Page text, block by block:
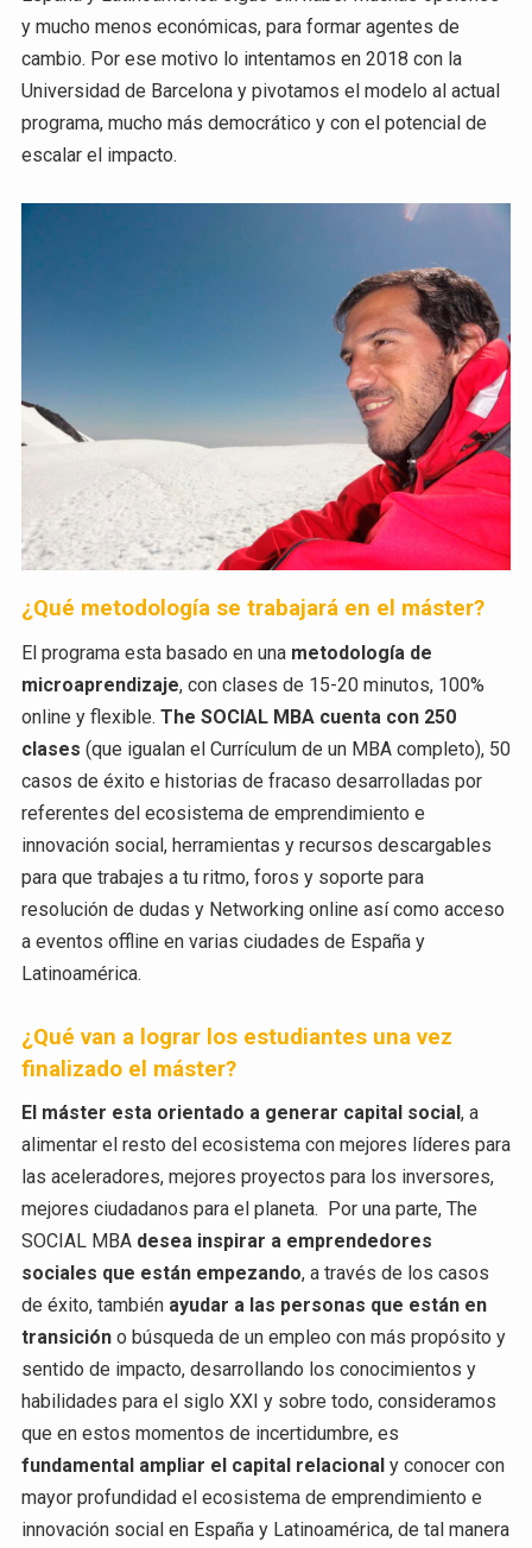
y mucho menos económicas, para formar agentes de
cambio. Por ese motivo lo intentamos en 2018 con la
Universidad de Barcelona y pivotamos el modelo al actual
programa, mucho más democrático y con el potencial de
escalar el impacto.
¿Qué metodología se trabajará en el máster?
El programa esta basado en una metodología de
microaprendizaje, con clases de 15-20 minutos, 100%
online y flexible. The SOCIAL MBA cuenta con 250
clases (que igualan el Currículum de un MBA completo), 50
casos de éxito e historias de fracaso desarrolladas por
referentes del ecosistema de emprendimiento e
innovación social, herramientas y recursos descargables
para que trabajes a tu ritmo, foros y soporte para
resolución de dudas y Networking online así como acceso
a eventos offline en varias ciudades de España y
Latinoamérica.
¿Qué van a lograr los estudiantes una vez
finalizado el máster?
El máster esta orientado a generar capital social, a
alimentar el resto del ecosistema con mejores líderes para
las aceleradores, mejores proyectos para los inversores,
mejores ciudadanos para el planeta. Por una parte, The
SOCIAL MBA desea inspirar a emprendedores
sociales que están empezando, a través de los casos
de éxito, también ayudar a las personas que están en
transicióno búsqueda de un empleo con más propósito y
sentido de impacto, desarrollando los conocimientos y
habilidades para el siglo XXI y sobre todo, consideramos
que en estos momentos de incertidumbre, es
fundamental ampliar el capital relacionaly conocer con
mayor profundidad el ecosistema de emprendimiento e
innovación social en España y Latinoamérica, de tal manera